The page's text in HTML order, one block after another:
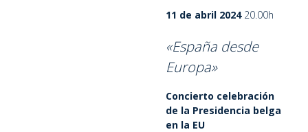
11 de abril 202420.00h
«España desde
Europa»
Concierto celebración
de la Presidencia belga
en la EU